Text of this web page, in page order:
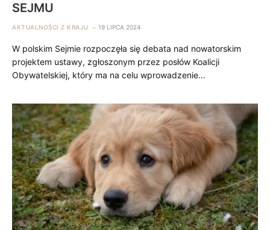
SEJMU
AKTUALNOŚCI Z KRAJU 19 LIPCA 2024
W polskim Sejmie rozpoczęła się debata nad nowatorskim
projektem ustawy, zgłoszonym przez posłów Koalicji
Obywatelskiej, który ma na celu wprowadzenie…